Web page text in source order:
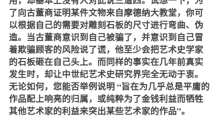
了向古董商证明某件文物来自摩德纳大教堂，你可
以根据自己的需要对雕刻石板的尺寸进行弯曲、伪
造。当古董商意识到自己被骗了，并意识到自己冒
着欺骗顾客的风险说了谎，他至少会把艺术史学家
的石板砸在自己头上。而同样的事实在几年前真实
发生时，却让中世纪艺术史研究界完全无动于衷。
无论如何，您能否举例说明 “旨在为几乎总是平庸的
作品配上响亮的归属，或纯粹为了金钱利益而牺牲
其他艺术家的利益来突出某些艺术家的作品”。